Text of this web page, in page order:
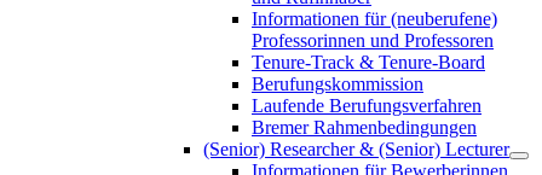
Informationen für (neuberufene)
Professorinnen und Professoren
Tenure-Track & Tenure-Board
Berufungskommission
Laufende Berufungsverfahren
Bremer Rahmenbedingungen
(Senior) Researcher & (Senior) Lecturer
Informationen für Bewerberinnen